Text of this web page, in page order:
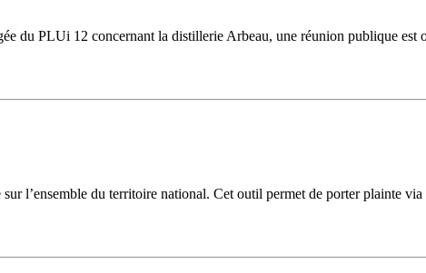
du PLUi 12 concernant la distillerie Arbeau, une réunion publique est
l’ensemble du territoire national. Cet outil permet de porter plainte via